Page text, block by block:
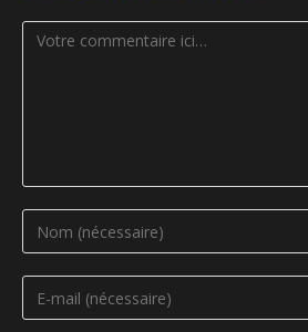
Comment
Enter
your
name
Enter
your